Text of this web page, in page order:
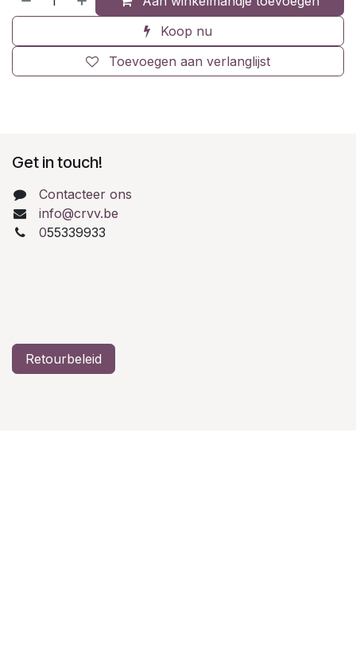
Koop nu
Toevoegen aan verlanglijst
Get in touch!
Contacteer ons
info@crvv.be
055339933
Retourbeleid